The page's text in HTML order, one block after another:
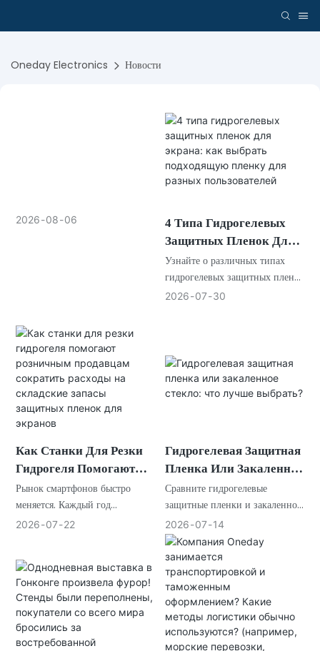
Oneday Electronics Новости
2026 08 06
4 Типа Гидрогелевых
Защитных Пленок Для
Экрана: Как Выбрать
Подходящую Пленку
Для Разных
Узнайте о различных типах
гидрогелевых защитных пленок
для экрана, включая прозрачные
антибликовые и матовые
пленки, и найдите
оптимальный вариант для
2026 07 30
Как Станки Для Резки
Гидрогеля Помогают
Розничным Продавцам
Сократить Расходы На
Складские Запасы
Экранов
Рынок смартфонов быстро
меняется. Каждый год
производители выпускают
защитные пленки для экрана
разных размеров и форм.
2026 07 22
Гидрогелевая Защитная
Пленка Или Закаленное
Стекло: Что Лучше
Выбрать?
Сравните гидрогелевые
защитные пленки и закаленное
стекло, чтобы определить, что
обеспечивает лучшую защиту,
гибкость и выгодную цену для
розничных продавцов,
оптовиков и пользователей
смартфонов.
2026 07 14